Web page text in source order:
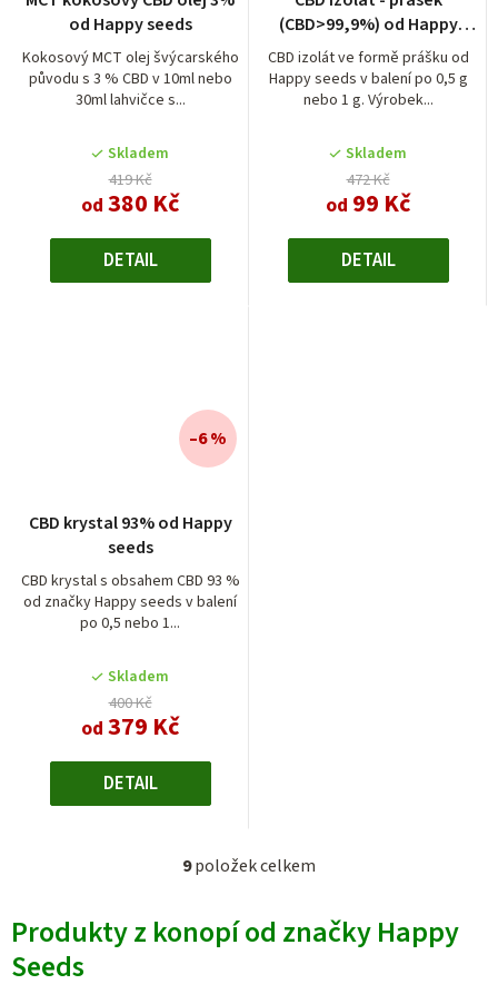
od Happy seeds
Kokosový MCT olej švýcarského
původu s 3 % CBD v 10ml nebo
30ml lahvičce s...
Skladem
419 Kč
od 380 Kč
DETAIL
(CBD>99,9%) od Happy
seeds
CBD izolát ve formě prášku od
Happy seeds v balení po 0,5 g
nebo 1 g. Výrobek...
Skladem
472 Kč
od 99 Kč
DETAIL
CBD krystal 93% od Happy
seeds
CBD krystal s obsahem CBD 93 %
od značky Happy seeds v balení
po 0,5 nebo 1...
Skladem
400 Kč
od 379 Kč
–6 %
DETAIL
O
l
9položek celkem
Produkty z konopí od značky Happy
Seeds